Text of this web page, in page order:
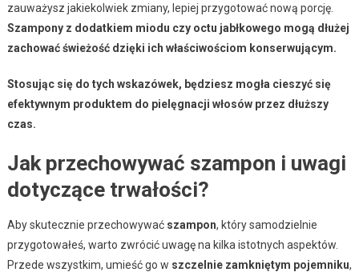
zauważysz jakiekolwiek zmiany, lepiej przygotować nową porcję.
Szampony z dodatkiem miodu czy octu jabłkowego mogą dłużej
zachować świeżość dzięki ich właściwościom konserwującym.
Stosując się do tych wskazówek, będziesz mogła cieszyć się
efektywnym produktem do pielęgnacji włosów przez dłuższy
czas.
Jak przechowywać szampon i uwagi
dotyczące trwałości?
Aby skutecznie przechowywać szampon, który samodzielnie
przygotowałeś, warto zwrócić uwagę na kilka istotnych aspektów.
Przede wszystkim, umieść go w szczelnie zamkniętym pojemniku,